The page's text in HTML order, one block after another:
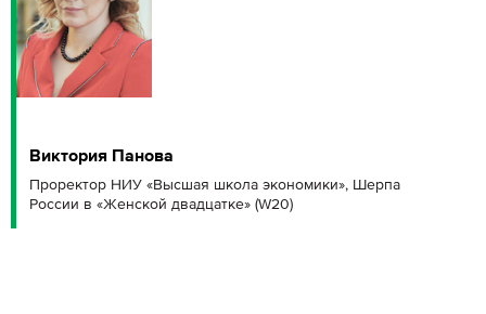
Виктория Панова
Проректор НИУ «Высшая школа экономики», Шерпа
России в «Женской двадцатке» (W20)